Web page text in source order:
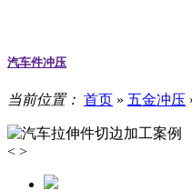
汽车件冲压
当前位置： 首页 » 五金冲压
< >